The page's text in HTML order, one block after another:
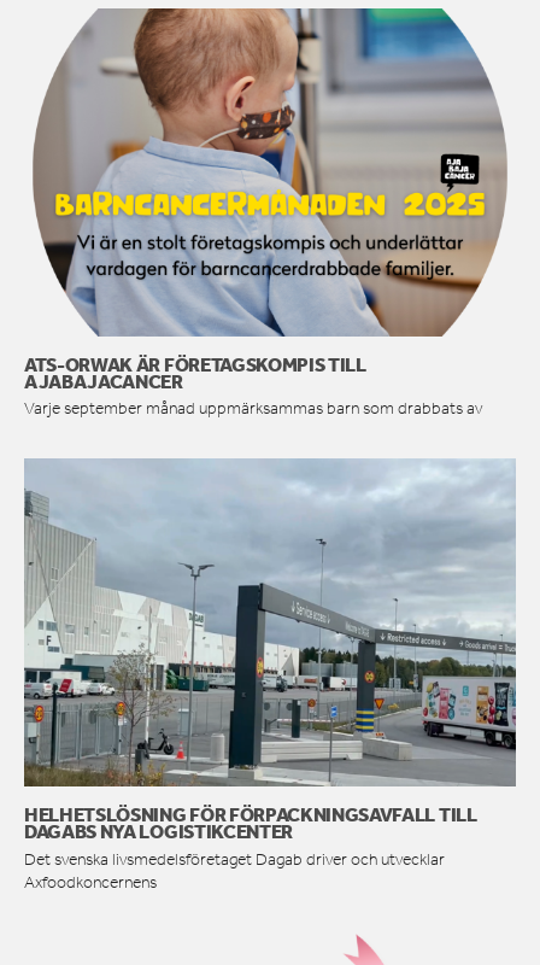
ATS-ORWAK ÄR FÖRETAGSKOMPIS TILL
AJABAJACANCER
Varje september månad uppmärksammas barn som drabbats av
HELHETSLÖSNING FÖR FÖRPACKNINGSAVFALL TILL
DAGABS NYA LOGISTIKCENTER
Det svenska livsmedelsföretaget Dagab driver och utvecklar
Axfoodkoncernens